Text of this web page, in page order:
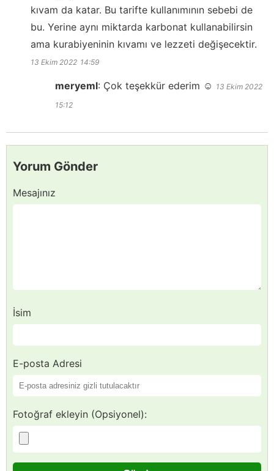
kıvam da katar. Bu tarifte kullanımının sebebi de
bu. Yerine aynı miktarda karbonat kullanabilirsin
ama kurabiyeninin kıvamı ve lezzeti değişecektir.
13 Ekim 2022 14:59
meryeml: Çok teşekkür ederim ☺️ 13 Ekim 2022
15:12
Yorum Gönder
Mesajınız
İsim
E-posta Adresi
Fotoğraf ekleyin (Opsiyonel):